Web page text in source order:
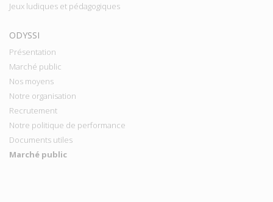
Jeux ludiques et pédagogiques
ODYSSI
Présentation
Marché public
Nos moyens
Notre organisation
Recrutement
Notre politique de performance
Documents utiles
Marché public